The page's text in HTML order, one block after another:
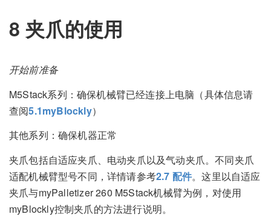
8 夹爪的使用
开始前准备
M5Stack系列：确保机械臂已经连接上电脑（具体信息请
查阅5.1myBlockly）
其他系列：确保机器正常
夹爪包括自适应夹爪、电动夹爪以及气动夹爪。不同夹爪
适配机械臂型号不同，详情请参考2.7 配件。这里以自适应
夹爪与myPalletizer 260 M5Stack机械臂为例，对使用
myBlockly控制夹爪的方法进行说明。